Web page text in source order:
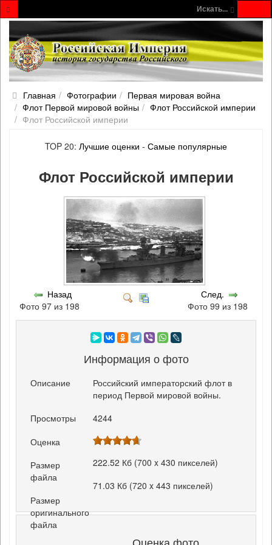
Искать...
Главная Фотографии
Первая мировая война
Флот Первой мировой войны
Флот Российской империи
Флот Российской империи
TOP 20: Лучшие оценки - Самые популярные
Флот Российской империи
Назад
Фото 97 из 198
След.
Фото 99 из 198
Информация о фото
Описание
Российский императорский флот в
период Первой мировой войны.
Просмотры
4244
Оценка
Размер
файла
222.52 Кб (700 x 430 пикселей)
Размер
оригинального
файла
71.03 Кб (720 x 443 пикселей)